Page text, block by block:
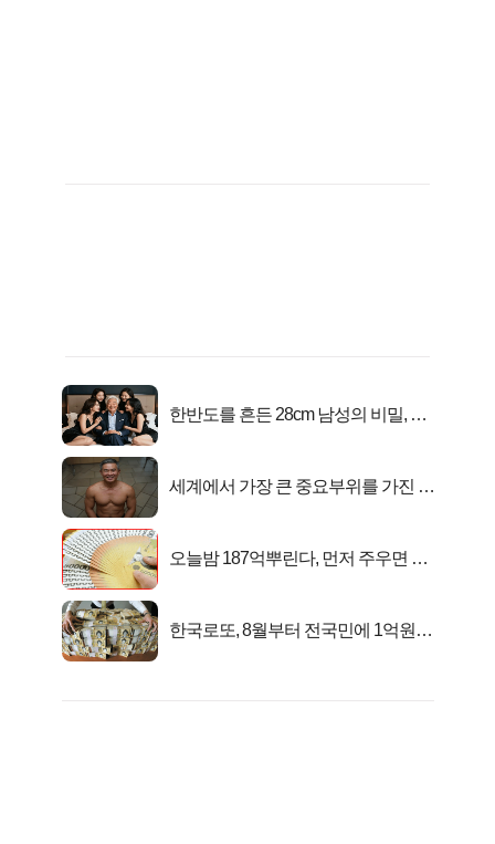
한반도를 흔든 28cm 남성의 비밀, 매
세계에서 가장 큰 중요부위를 가진 남
오늘밤 187억뿌린다, 먼저 주우면 최
한국로또, 8월부터 전국민에 1억원씩